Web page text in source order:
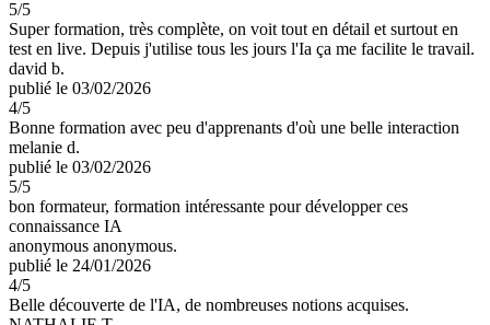
5/5
Super formation, très complète, on voit tout en détail et surtout en
test en live. Depuis j'utilise tous les jours l'Ia ça me facilite le travail.
david b.
publié le 03/02/2026
4/5
Bonne formation avec peu d'apprenants d'où une belle interaction
melanie d.
publié le 03/02/2026
5/5
bon formateur, formation intéressante pour développer ces
connaissance IA
anonymous anonymous.
publié le 24/01/2026
4/5
Belle découverte de l'IA, de nombreuses notions acquises.